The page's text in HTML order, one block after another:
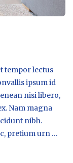
tempor lectus
ipsum id
nisi libero,
Nam magna
nibh.
pretium urn …